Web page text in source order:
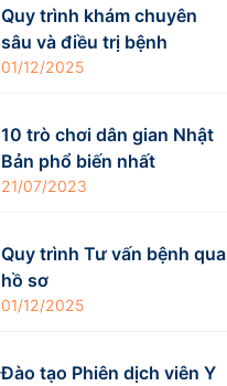
Quy trình khám chuyên
sâu và điều trị bệnh
01/12/2025
10 trò chơi dân gian Nhật
Bản phổ biến nhất
21/07/2023
Quy trình Tư vấn bệnh qua
hồ sơ
01/12/2025
Đào tạo Phiên dịch viên Y